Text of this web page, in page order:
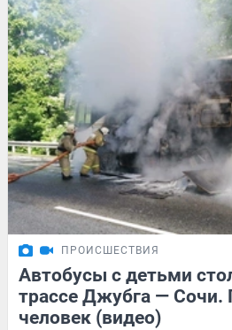
ПРОИСШЕСТВИЯ
Автобусы с детьми
трассе Джубга — Сочи.
человек (видео)